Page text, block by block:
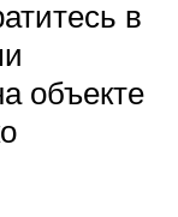
в
объекте